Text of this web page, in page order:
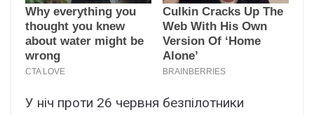
У ніч проти 26 червня безпілотники